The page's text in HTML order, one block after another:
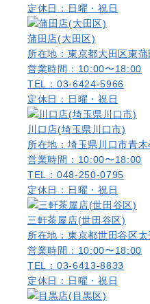
定休日：日曜・祝日
蒲田店(大田区)
所在地：東京都大田区東
営業時間：10:00〜18:00
TEL：03-6424-5966
定休日：日曜・祝日
川口店(埼玉県川口市)
所在地：埼玉県川口市青
営業時間：10:00〜18:00
TEL：048-250-0795
定休日：日曜・祝日
三軒茶屋店(世田谷区)
所在地：東京都世田谷区
営業時間：10:00〜18:00
TEL：03-6413-8833
定休日：日曜・祝日